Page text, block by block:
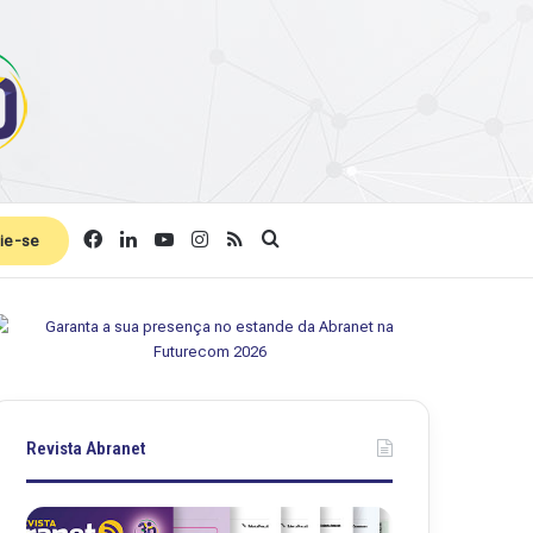
se Facebook
LinkedinYouTubeInstagram
RSS
Revista Abranet
Revista